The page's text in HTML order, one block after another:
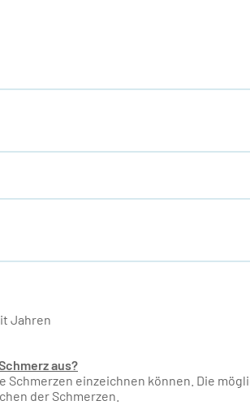
Jahren
aus?
einzeichnen können. Die
der Schmerzen.